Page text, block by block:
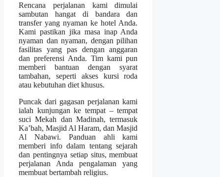
Rencana perjalanan kami dimulai
sambutan hangat di bandara dan
transfer yang nyaman ke hotel Anda.
Kami pastikan jika masa inap Anda
nyaman dan nyaman, dengan pilihan
fasilitas yang pas dengan anggaran
dan preferensi Anda. Tim kami pun
memberi bantuan dengan syarat
tambahan, seperti akses kursi roda
atau kebutuhan diet khusus.
Puncak dari gagasan perjalanan kami
ialah kunjungan ke tempat – tempat
suci Mekah dan Madinah, termasuk
Ka’bah, Masjid Al Haram, dan Masjid
Al Nabawi. Panduan ahli kami
memberi info dalam tentang sejarah
dan pentingnya setiap situs, membuat
perjalanan Anda pengalaman yang
membuat bertambah religius.